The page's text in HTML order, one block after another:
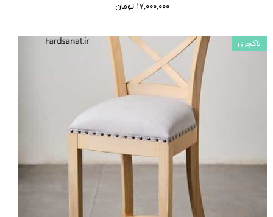
۱۷,۰۰۰,۰۰۰ تومان
لاکچری